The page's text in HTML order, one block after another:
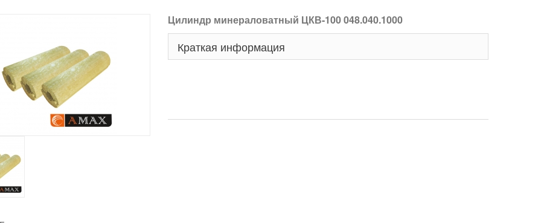
Цилиндр минераловатный ЦКВ-100 048.040.1000
Краткая информация